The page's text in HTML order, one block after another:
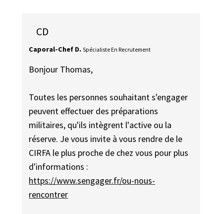
CD
Caporal-Chef D. Spécialiste En Recrutement
Bonjour Thomas,
Toutes les personnes souhaitant s'engager
peuvent effectuer des préparations
militaires, qu'ils intègrent l'active ou la
réserve. Je vous invite à vous rendre de le
CIRFA le plus proche de chez vous pour plus
d'informations :
https://www.sengager.fr/ou-nous-
rencontrer